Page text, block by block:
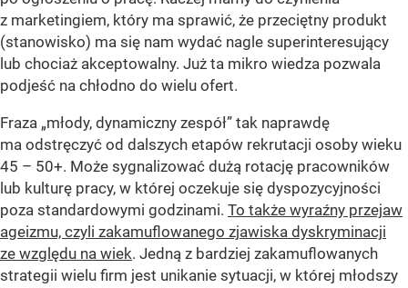
z marketingiem, który ma sprawić, że przeciętny produkt
(stanowisko) ma się nam wydać nagle superinteresujący
lub chociaż akceptowalny. Już ta mikro wiedza pozwala
podjeść na chłodno do wielu ofert.
Fraza „młody, dynamiczny zespół” tak naprawdę
ma odstręczyć od dalszych etapów rekrutacji osoby wieku
45 – 50+. Może sygnalizować dużą rotację pracowników
lub kulturę pracy, w której oczekuje się dyspozycyjności
poza standardowymi godzinami. To także wyraźny przejaw
ageizmu, czyli zakamuflowanego zjawiska dyskryminacji
ze względu na wiek. Jedną z bardziej zakamuflowanych
strategii wielu firm jest unikanie sytuacji, w której młodszy